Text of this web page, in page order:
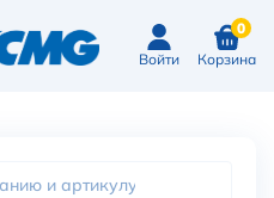
Войти Корзина
0